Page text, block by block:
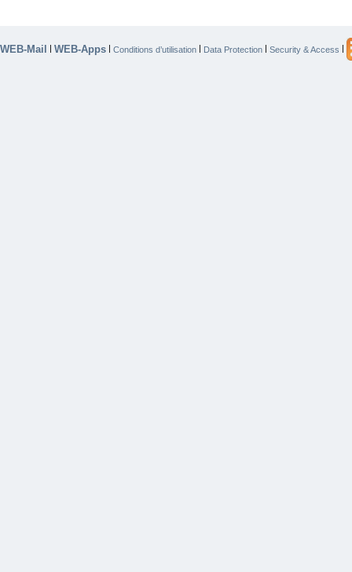
WEB-Mail | WEB-Apps | Conditions d’utilisation | Data Protection | Security & Access |